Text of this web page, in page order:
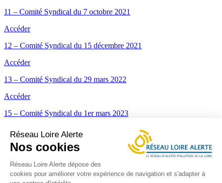
11 – Comité Syndical du 7 octobre 2021
Accéder
12 – Comité Syndical du 15 décembre 2021
Accéder
13 – Comité Syndical du 29 mars 2022
Accéder
15 – Comité Syndical du 1er mars 2023
Accéder
14 – Comité Syndical du 18 octobre 2022
Accéder
Réseau Loire Alerte
Nos cookies
Réseau Loire Alerte dépose des
cookies pour améliorer votre expérience de navigation et s'adapter à